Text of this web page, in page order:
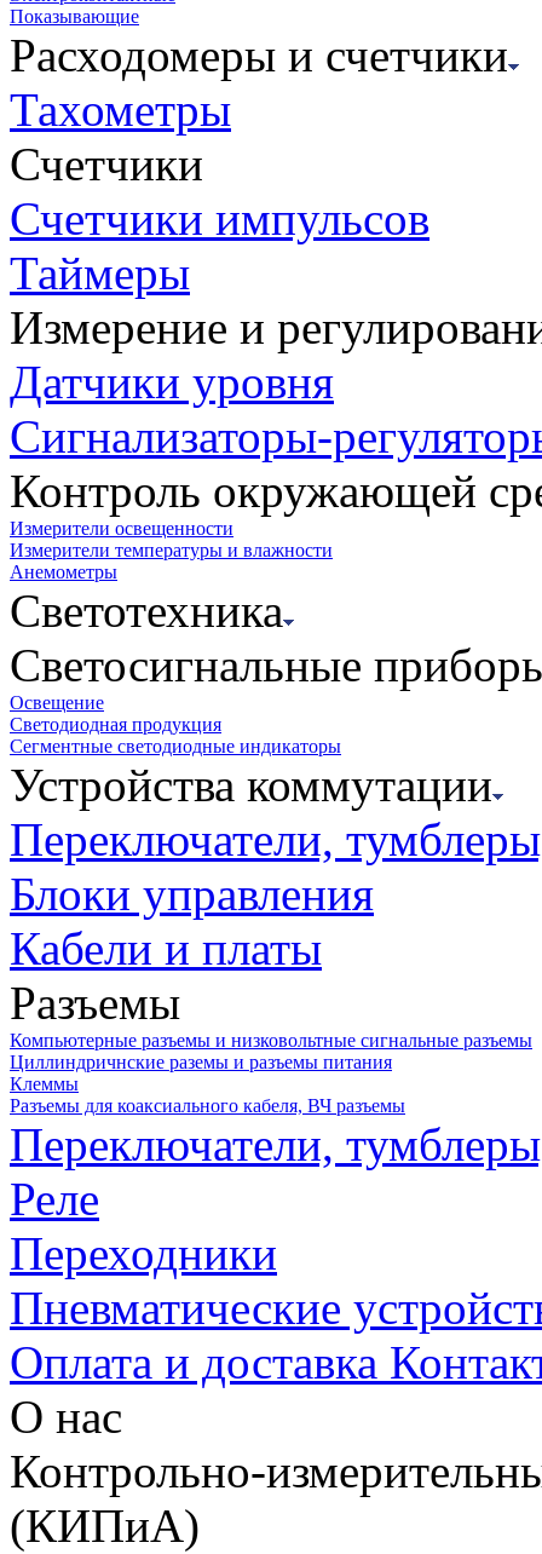
Показывающие
Расходомеры и счетчики
Тахометры
Счетчики
Счетчики импульсов
Таймеры
Измерение и
Датчики уровня
Сигнализаторы-
Контроль окружающей
Измерители освещенности
Измерители температуры и влажности
Анемометры
Светотехника
Светосигнальные
Освещение
Светодиодная продукция
Сегментные светодиодные индикаторы
Устройства коммутации
Переключатели,
Блоки управления
Кабели и платы
Разъемы
Компьютерные разъемы и низковольтные сигнальные разъемы
Циллиндричнские раземы и разъемы питания
Клеммы
Разъемы для коаксиального кабеля, ВЧ разъемы
Переключатели,
Реле
Переходники
Пневматические
Оплата и доставка
О нас
Контрольно-
(КИПиА)